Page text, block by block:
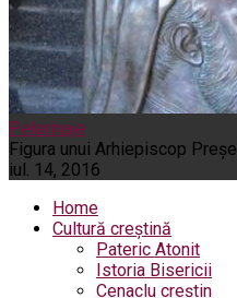
Pelerinaje
Figura unui Arhiepiscop
iul. 14, 2016
Home
Cultură creștină
Pateric Atonit
Istoria Bisericii
Cenaclu creștin